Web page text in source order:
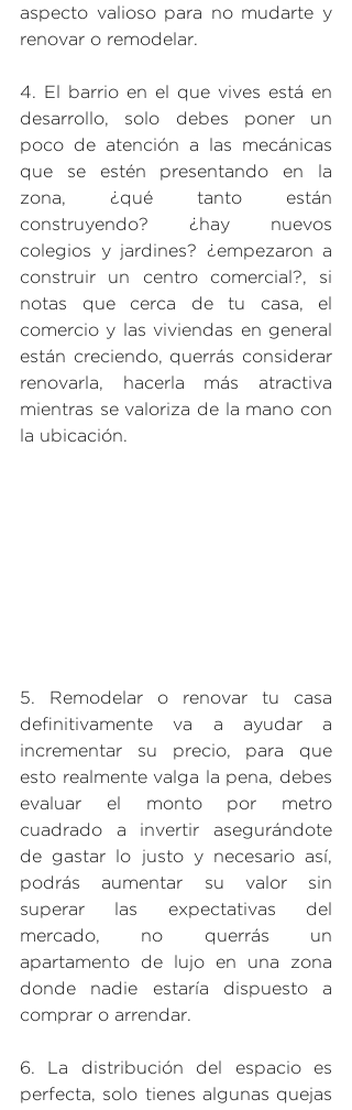
aspecto valioso para no mudarte y
renovar o remodelar.
4. El barrio en el que vives está en
desarrollo, solo debes poner un
poco de atención a las mecánicas
que se estén presentando en la
zona, ¿qué tanto están
construyendo? ¿hay nuevos
colegios y jardines? ¿empezaron a
construir un centro comercial?, si
notas que cerca de tu casa, el
comercio y las viviendas en general
están creciendo, querrás considerar
renovarla, hacerla más atractiva
mientras se valoriza de la mano con
la ubicación.
5. Remodelar o renovar tu casa
definitivamente va a ayudar a
incrementar su precio, para que
esto realmente valga la pena, debes
evaluar el monto por metro
cuadrado a invertir asegurándote
de gastar lo justo y necesario así,
podrás aumentar su valor sin
superar las expectativas del
mercado, no querrás un
apartamento de lujo en una zona
donde nadie estaría dispuesto a
comprar o arrendar.
6. La distribución del espacio es
perfecta, solo tienes algunas quejas